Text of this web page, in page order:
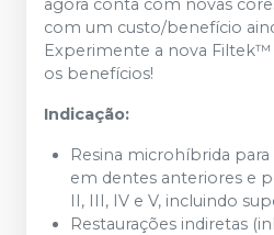
agora conta com novas
com um custo/benefício
Experimente a nova
os benefícios!
Indicação:
Resina microhíbrida
em dentes anteriores e
II, III, IV e V, incluindo
Restaurações indiretas